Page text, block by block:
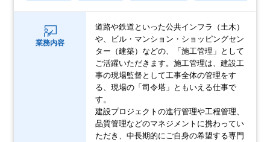
業務内容
道路や鉄道といった公共インフラ（土木）
や、ビル・マンション・ショッピングセン
ター（建築）などの、「施工管理」として
ご活躍いただきます。施工管理は、建設工
事の現場監督として工事全体の管理をす
る、現場の「司令塔」ともいえる仕事で
す。
建設プロジェクトの進行管理や工程管理、
品質管理などのマネジメントに携わってい
ただき、中長期的にご自身の希望する専門